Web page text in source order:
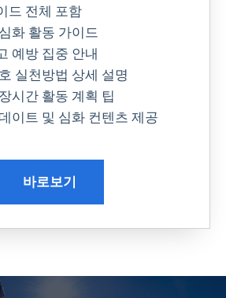
드 전체 포함
화 활동 가이드
예방 집중 안내
실천방법 상세 설명
시간 활동 계획 팁
이트 및 심화 컨텐츠 제공
바로보기